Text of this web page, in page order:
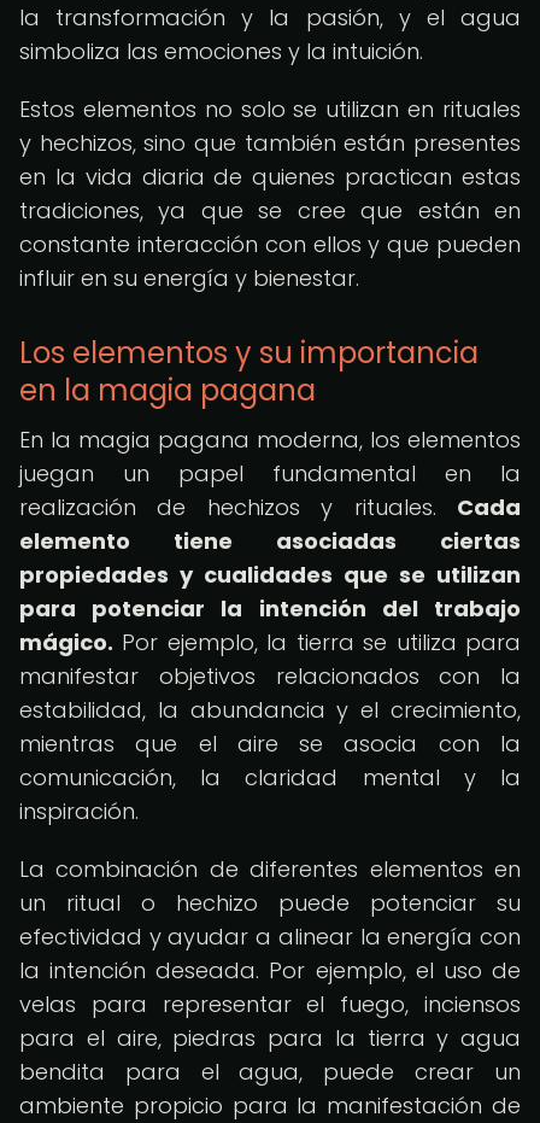
la transformación y la pasión, y el agua
simboliza las emociones y la intuición.
Estos elementos no solo se utilizan en rituales
y hechizos, sino que también están presentes
en la vida diaria de quienes practican estas
tradiciones, ya que se cree que están en
constante interacción con ellos y que pueden
influir en su energía y bienestar.
Los elementos y su importancia
en la magia pagana
En la magia pagana moderna, los elementos
juegan un papel fundamental en la
realización de hechizos y rituales. Cada
elemento tiene asociadas ciertas
propiedades y cualidades que se utilizan
para potenciar la intención del trabajo
mágico. Por ejemplo, la tierra se utiliza para
manifestar objetivos relacionados con la
estabilidad, la abundancia y el crecimiento,
mientras que el aire se asocia con la
comunicación, la claridad mental y la
inspiración.
La combinación de diferentes elementos en
un ritual o hechizo puede potenciar su
efectividad y ayudar a alinear la energía con
la intención deseada. Por ejemplo, el uso de
velas para representar el fuego, inciensos
para el aire, piedras para la tierra y agua
bendita para el agua, puede crear un
ambiente propicio para la manifestación de